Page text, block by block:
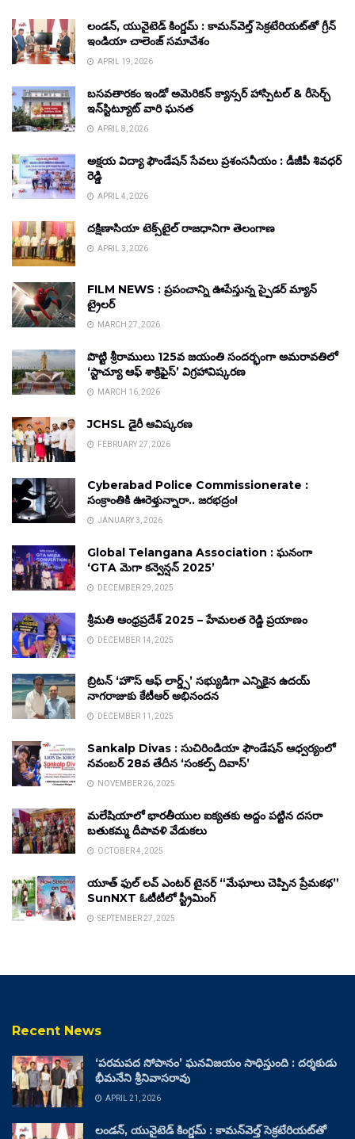
లండన్, యునైటెడ్ కింగ్డమ్ : కామన్‌వెల్త్ సెక్రటేరియట్‌తో గ్రీన్
ఇండియా చాలెంజ్ సమావేశం
APRIL 19, 2026
బసవతారకం ఇండో అమెరికన్ క్యాన్సర్ హాస్పిటల్ & రీసెర్చ్
ఇన్‌స్టిట్యూట్ వారి ఘనత
APRIL 8, 2026
అక్షయ విద్యా ఫౌండేషన్ సేవలు ప్రశంసనీయం : డీజీపీ శివధర్
రెడ్డి
APRIL 4, 2026
దక్షిణాసియా టెక్స్‌టైల్ రాజధానిగా తెలంగాణ
APRIL 3, 2026
FILM NEWS : ప్రపంచాన్ని ఊపేస్తున్న స్పైడర్ మ్యాన్
ట్రైలర్
MARCH 27, 2026
పొట్టి శ్రీరాములు 125వ జయంతి సందర్భంగా అమరావతిలో
‘స్టాచ్యూ ఆఫ్ శాక్రిఫైస్’ విగ్రహావిష్కరణ
MARCH 16, 2026
JCHSL డైరీ ఆవిష్కరణ
FEBRUARY 27, 2026
Cyberabad Police Commissionerate :
సంక్రాంతికి ఊరెళ్తున్నారా.. జరభద్రం!
JANUARY 3, 2026
Global Telangana Association : ఘనంగా
‘GTA మెగా కన్వెన్షన్ 2025’
DECEMBER 29, 2025
శ్రీమతి ఆంధ్రప్రదేశ్ 2025 – హేమలత రెడ్డి ప్రయాణం
DECEMBER 14, 2025
బ్రిటన్ ‘హౌస్ ఆఫ్ లార్డ్స్’ సభ్యుడిగా ఎన్నికైన ఉదయ్
నాగరాజుకు కేటీఆర్ అభినందన
DECEMBER 11, 2025
Sankalp Divas : సుచిరిండియా ఫౌండేషన్ ఆధ్వర్యంలో
నవంబర్ 28వ తేదీన ‘సంకల్ప్ దివాస్’
NOVEMBER 26, 2025
మలేషియాలో భారతీయుల ఐక్యతకు అద్దం పట్టిన దసరా
బతుకమ్మ దీపావళి వేడుకలు
OCTOBER 4, 2025
యూత్ ఫుల్ లవ్ ఎంటర్ టైనర్ “మేఘాలు చెప్పిన ప్రేమకథ”
SunNXT ఓటీటీలో స్ట్రీమింగ్
SEPTEMBER 27, 2025
Recent News
‘పరమపద సోపానం’ ఘనవిజయం సాధిస్తుంది : దర్శకుడు
భీమనేని శ్రీనివాసరావు
APRIL 21, 2026
లండన్, యునైటెడ్ కింగ్డమ్ : కామన్‌వెల్త్ సెక్రటేరియట్‌తో